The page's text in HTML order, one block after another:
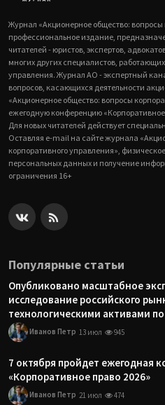
Журнал «Акционерное общество:
профессиональное издание,
читателей - юристов, экспертов,
многих других специалистов,
управления. Журнал АО - экспертный
вопросов, касающихся деятельности
«Акционерное общество: вопросы
ежегодную конференцию
Для новых читателей действует
Оставляя e-mail на сайте журнала
корпоративного управления»,
персональных данных и получение
ограничения 16+
Популярные статьи
Опубликовано масштабное
исследование российского
технологическими активами
Иванов Петр 13 июл 945
7 октября пройдет ежегодная
«Корпоративное право 2026»
Иванов Петр 21 июл 474